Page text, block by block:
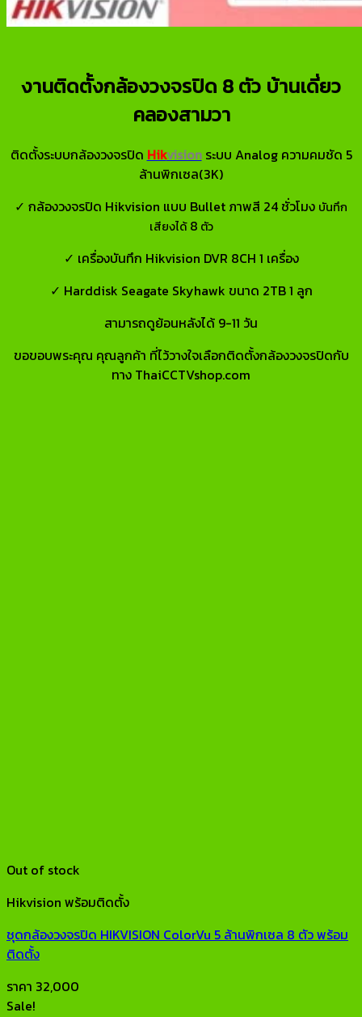
งานติดตั้งกล้องวงจรปิด 8 ตัว บ้านเดี่ยว
คลองสามวา
ติดตั้งระบบกล้องวงจรปิด Hikvisionระบบ Analog ความคมชัด 5
ล้านพิกเซล(3K)
✓ กล้องวงจรปิด Hikvision แบบ Bullet ภาพสี 24 ชั่วโมง บันทึก
เสียงได้8 ตัว
✓ เครื่องบันทึก Hikvision DVR 8CH 1 เครื่อง
✓ Harddisk Seagate Skyhawk ขนาด 2TB 1 ลูก
สามารถดูย้อนหลังได้ 9-11 วัน
ขอขอบพระคุณ คุณลูกค้า ที่ไว้วางใจเลือกติดตั้งกล้องวงจรปิดกับ
ทาง ThaiCCTVshop.com
Out of stock
Hikvision พร้อมติดตั้ง
ชุดกล้องวงจรปิด HIKVISION ColorVu 5 ล้านพิกเซล 8 ตัว พร้อม
ติดตั้ง
ราคา 32,000
Sale!